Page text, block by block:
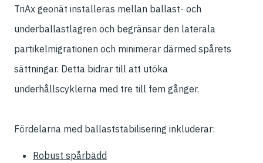
TriAx geonät installeras mellan ballast- och
underballastlagren och begränsar den laterala
partikelmigrationen och minimerar därmed spårets
sättningar. Detta bidrar till att utöka
underhållscyklerna med tre till fem gånger.
Fördelarna med ballaststabilisering inkluderar:
Robust spårbädd